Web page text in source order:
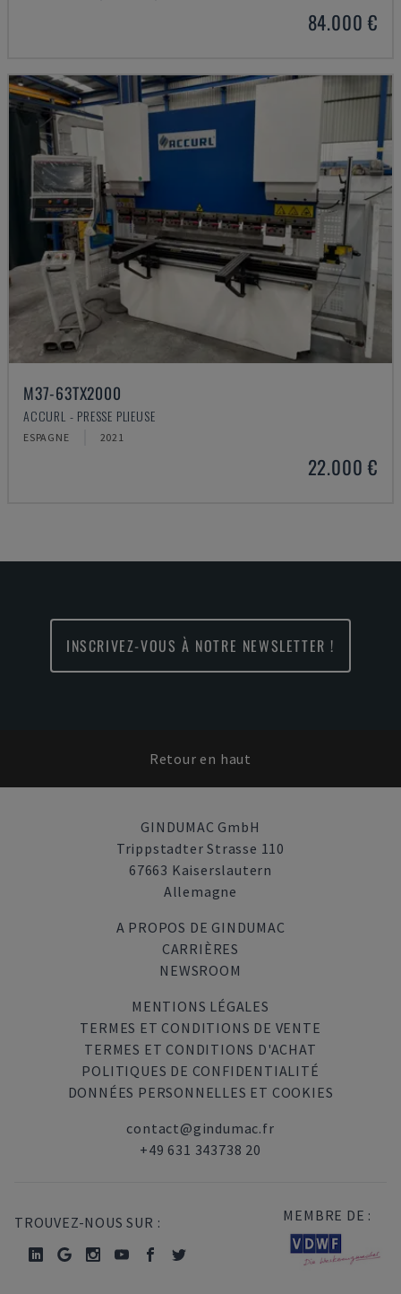
84.000 €
M37-63TX2000
ACCURL - PRESSE PLIEUSE
ESPAGNE 2021
22.000 €
INSCRIVEZ-VOUS À NOTRE NEWSLETTER !
Retour en haut
GINDUMAC GmbH
Trippstadter Strasse 110
67663 Kaiserslautern
Allemagne
A PROPOS DE GINDUMAC
CARRIÈRES
NEWSROOM
MENTIONS LÉGALES
TERMES ET CONDITIONS DE VENTE
TERMES ET CONDITIONS D'ACHAT
POLITIQUES DE CONFIDENTIALITÉ
DONNÉES PERSONNELLES ET COOKIES
contact@gindumac.fr
+49 631 343738 20
TROUVEZ-NOUS SUR : MEMBRE DE :